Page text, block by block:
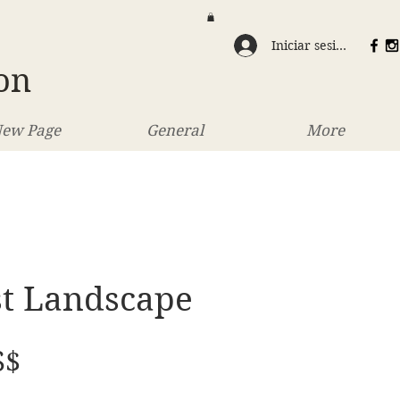
Iniciar sesión
Page General More
Landscape